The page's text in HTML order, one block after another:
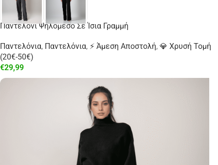
Παντελόνι Ψηλόμεσο Σε Ίσια Γραμμή
Παντελόνια, Παντελόνια, ⚡ Άμεση Αποστολή, 💎 Χρυσή Τομή
(20€-50€)
€29,99